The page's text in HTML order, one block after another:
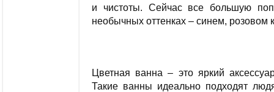
и чистоты. Сейчас все большую
необычных оттенках – синем, розовом
Цветная ванна – это яркий
Такие ванны идеально подходят